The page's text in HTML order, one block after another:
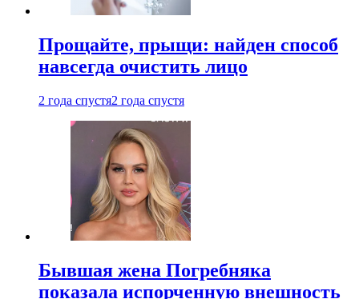
Прощайте, прыщи: найден способ
навсегда очистить лицо
2 года спустя2 года спустя
Бывшая жена Погребняка
показала испорченную внешность